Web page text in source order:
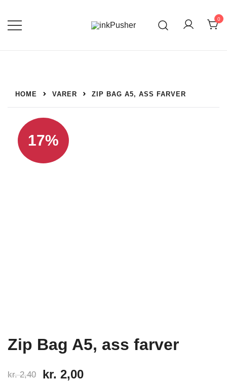
indhold
0
HOME VARER ZIP BAG A5, ASS FARVER
17%
Zip Bag A5, ass farver
kr.2,40
Den
kr. 2,00Den